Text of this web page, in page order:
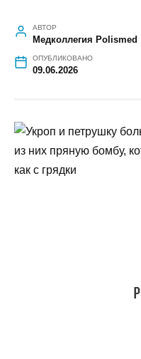
АВТОР
Медколлегия Polismed
ОПУБЛИКОВАНО
09.06.2026